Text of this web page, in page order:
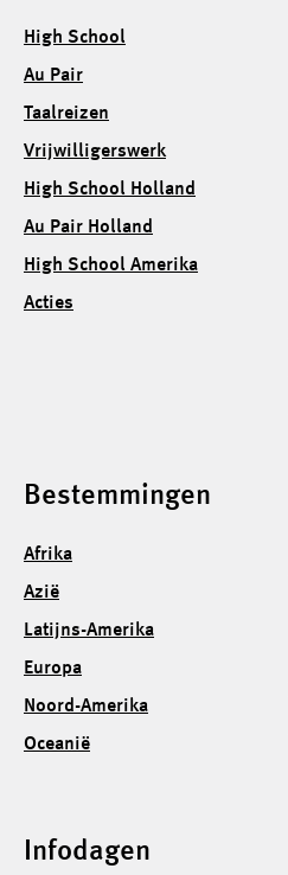
High School
Au Pair
Taalreizen
Vrijwilligerswerk
High School Holland
Au Pair Holland
High School Amerika
Acties
Bestemmingen
Afrika
Azië
Latijns-Amerika
Europa
Noord-Amerika
Oceanië
Infodagen